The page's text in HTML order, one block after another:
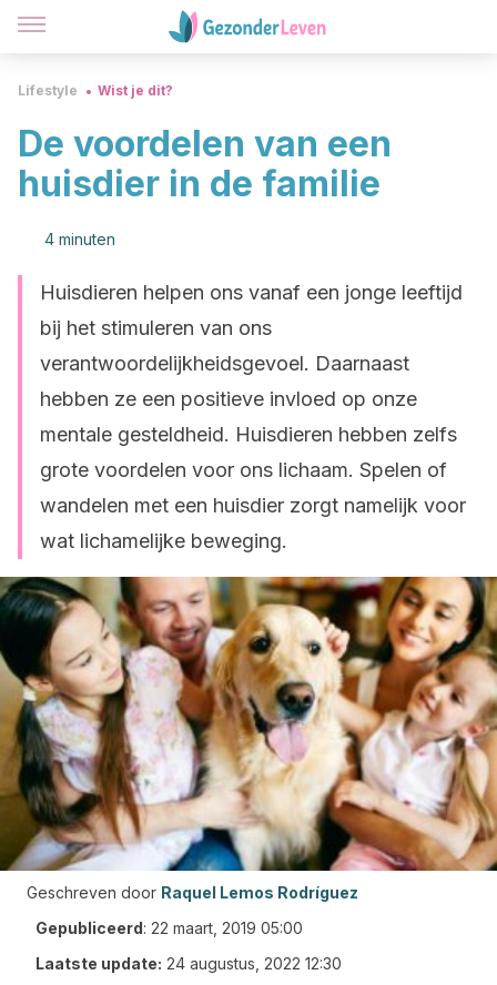
Lifestyle Wist je dit?
De voordelen van een
huisdier in de familie
4 minuten
Huisdieren helpen ons vanaf een jonge leeftijd
bij het stimuleren van ons
verantwoordelijkheidsgevoel. Daarnaast
hebben ze een positieve invloed op onze
mentale gesteldheid. Huisdieren hebben zelfs
grote voordelen voor ons lichaam. Spelen of
wandelen met een huisdier zorgt namelijk voor
wat lichamelijke beweging.
Geschreven door Raquel Lemos Rodríguez
Gepubliceerd: 22 maart, 2019 05:00
Laatste update: 24 augustus, 2022 12:30